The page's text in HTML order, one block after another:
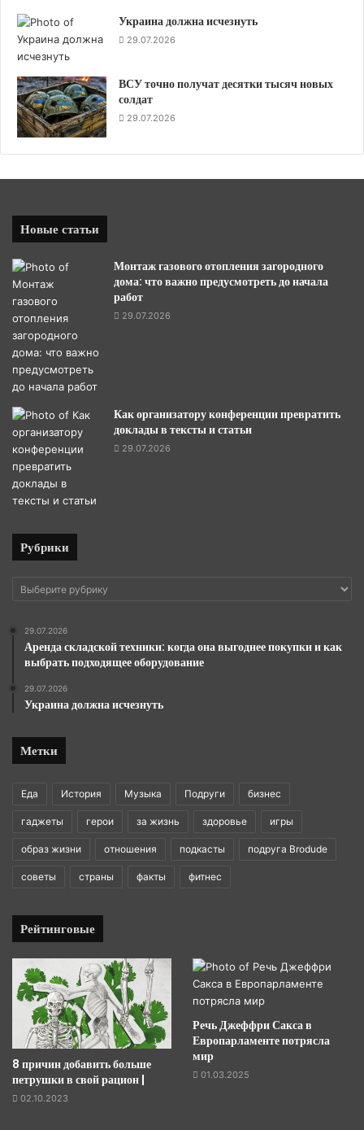
Украина должна исчезнуть
29.07.2026
ВСУ точно получат десятки тысяч новых
солдат
29.07.2026
Новые статьи
Монтаж газового отопления загородного
дома: что важно предусмотреть до начала
работ
29.07.2026
Как организатору конференции превратить
доклады в тексты и статьи
29.07.2026
Рубрики
Рубрики
29.07.2026
Аренда складской техники: когда она выгоднее покупки и как
выбрать подходящее оборудование
29.07.2026
Украина должна исчезнуть
Метки
Еда История Музыка Подруги бизнес
гаджеты герои за жизнь здоровье игры
образ жизни отношения подкасты подруга Brodude
советы страны факты фитнес
Рейтинговые
8 причин добавить больше
петрушки в свой рацион |
02.10.2023
Речь Джеффри Сакса в
Европарламенте потрясла
мир
01.03.2025